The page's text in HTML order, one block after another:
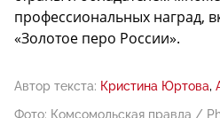
профессиональных наград,
«Золотое перо России».
Автор текста: Кристина Юртова
Фото: Комсомольская правда /